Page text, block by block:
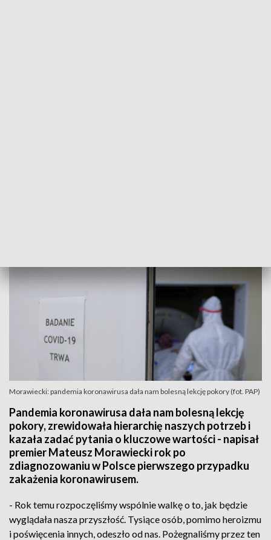
Morawiecki: pandemia koronawirusa dała nam bolesną lekcję pokory (fot. PAP)
Pandemia koronawirusa dała nam bolesną lekcję
pokory, zrewidowała hierarchię naszych potrzeb i
kazała zadać pytania o kluczowe wartości - napisał
premier Mateusz Morawiecki rok po
zdiagnozowaniu w Polsce pierwszego przypadku
zakażenia koronawirusem.
- Rok temu rozpoczęliśmy wspólnie walkę o to, jak będzie
wyglądała nasza przyszłość. Tysiące osób, pomimo heroizmu
i poświęcenia innych, odeszło od nas. Pożegnaliśmy przez ten